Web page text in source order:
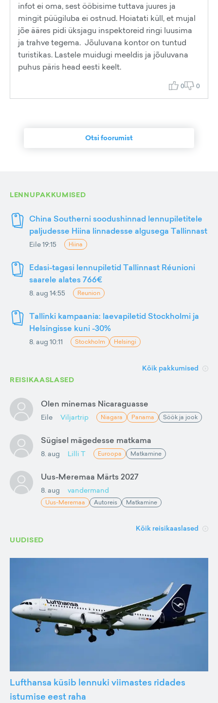
infot ei oma, sest ööbisime tuttava juures ja
mingit püügiluba ei ostnud. Hoiatati küll, et mujal
jõe ääres pidi üksjagu inspektoreid ringi luusima
ja trahve tegema. Jõuluvana kontor on tuntud
turistikas. Lastele muidugi meeldis ja jõuluvana
puhus päris head eesti keelt.
0 0
Otsi foorumist
LENNUPAKKUMISED
China Southerni soodushinnad lennupiletitele
paljudesse Hiina linnadesse algusega Tallinnast
Eile 19:15 Hiina
Edasi-tagasi lennupiletid Tallinnast Réunioni
saarele alates 766€
8. aug 14:55 Reunion
Tallinki kampaania: laevapiletid Stockholmi ja
Helsingisse kuni -30%
8. aug 10:11 Stockholm Helsingi
Kõik pakkumised
REISIKAASLASED
Olen minemas Nicaraguasse
Eile Viljartrip Niagara Panama Söök ja jook
Sügisel mägedesse matkama
8. aug Lilli T Euroopa Matkamine
Uus-Meremaa Märts 2027
8. aug vandermand
Uus-Meremaa Autoreis Matkamine
Kõik reisikaaslased
UUDISED
Lufthansa küsib lennuki viimastes ridades
istumise eest raha